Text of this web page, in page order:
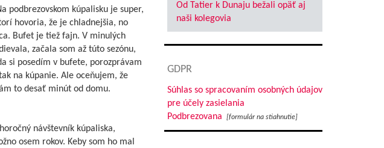
podbrezovskom kúpalisku je super,
hovoria, že je chladnejšia, no
Bufet je tiež fajn. V minulých
začala som až túto sezónu,
si posedím v bufete, porozprávam
na kúpanie. Ale oceňujem, že
to desať minút od domu.
návštevník kúpaliska,
osem rokov. Keby som ho mal
Od Tatier k Dunaju bežali opäť aj
naši kolegovia
GDPR
Súhlas so spracovaním osobných údajov
pre účely zasielania
Podbrezovana
[formulár na stiahnutie]